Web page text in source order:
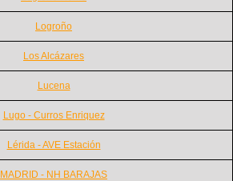
Logroño
Los Alcázares
Lucena
Lugo - Curros Enriquez
Lérida - AVE Estación
MADRID - NH BARAJAS